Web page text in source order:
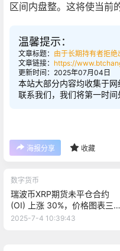
区间内盘整。这将使当前
温馨提示：
文章标题： 由于长期持有者拒
文章链接： https://
更新时间：2025年07月04日
本站大部分内容均收集于
联系我们，我们将第一时间
海报分享 收藏
数字货币
瑞波币XRP期货未平仓合约
(OI) 上涨 30%，价格图表三角
旗目标为 3.20 美元
2025-7-4 10:39:43